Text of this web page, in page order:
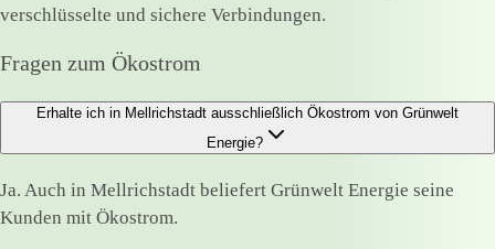
verschlüsselte und sichere Verbindungen.
Fragen zum Ökostrom
Erhalte ich in Mellrichstadt ausschließlich Ökostrom von Grünwelt
Energie?
Ja. Auch in Mellrichstadt beliefert Grünwelt Energie seine
Kunden mit Ökostrom.